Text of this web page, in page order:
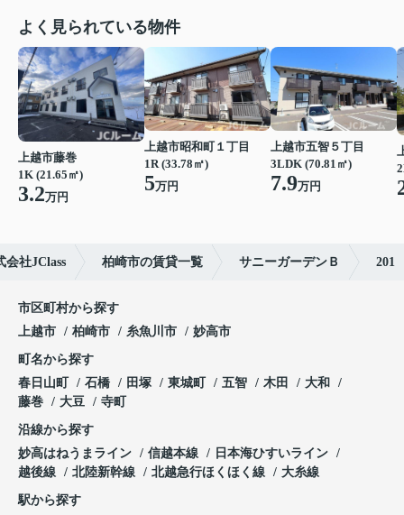
よく見られている物件
上越市藤巻
1K (21.65㎡)
3.2万円
上越市昭和町１丁目
1R (33.78㎡)
5万円
上越市五智５丁目
3LDK (70.81㎡)
7.9万円
会社JClass 柏崎市の賃貸一覧 サニーガーデンＢ 201
市区町村から探す
上越市
柏崎市 糸魚川市 妙高市
町名から探す
春日山町
石橋 田塚 東城町 五智 木田
大和
藤巻
大豆 寺町
沿線から探す
妙高はねうまライン
信越本線
日本海ひすいライン
越後線
北陸新幹線 北越急行ほくほく線 大糸線
駅から探す